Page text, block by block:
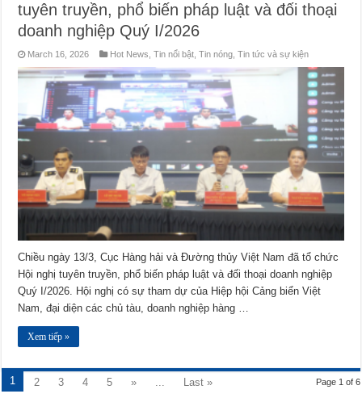
tuyên truyền, phổ biến pháp luật và đối thoại
doanh nghiệp Quý I/2026
March 16, 2026 Hot News ,Tin nổi bật ,Tin nóng ,Tin tức và sự kiện
Chiều ngày 13/3, Cục Hàng hải và Đường thủy Việt Nam đã tổ chức
Hội nghị tuyên truyền, phổ biến pháp luật và đối thoại doanh nghiệp
Quý I/2026. Hội nghị có sự tham dự của Hiệp hội Cảng biển Việt
Nam, đại diện các chủ tàu, doanh nghiệp hàng …
Xem tiếp »
Page 1 of 6
1 2 3 4 5 » ... Last »